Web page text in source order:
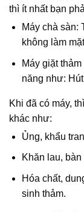
thì ít nhất bạn
Máy chà sàn:
không làm
Máy giặt
năng như:
Khi đã có máy,
khác như:
Ủng, khẩu
Khăn lau,
Hóa chất,
sinh thảm.